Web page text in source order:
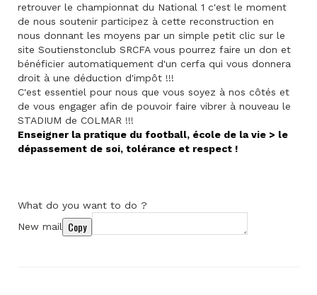
retrouver le championnat du National 1 c'est le moment
de nous soutenir participez à cette reconstruction en
nous donnant les moyens par un simple petit clic sur le
site Soutienstonclub SRCFA vous pourrez faire un don et
bénéficier automatiquement d'un cerfa qui vous donnera
droit à une déduction d'impôt !!!
C'est essentiel pour nous que vous soyez à nos côtés et
de vous engager afin de pouvoir faire vibrer à nouveau le
STADIUM de COLMAR !!!
Enseigner la pratique du football, école de la vie > le
dépassement de soi, tolérance et respect !
What do you want to do ?
New mail
Copy